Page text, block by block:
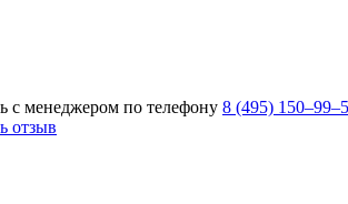
с менеджером по телефону 8 (495)
отзыв